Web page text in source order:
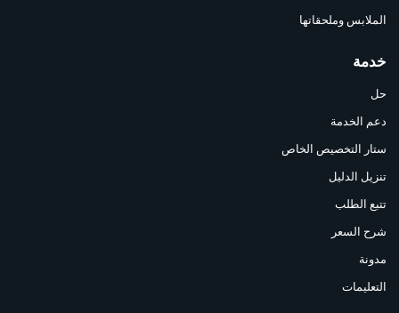
الملابس وملحقاتها
خدمة
حل
دعم الخدمة
ستار التخصيص الخاص
تنزيل الدليل
تتبع الطلب
شرح السعر
مدونة
التعليمات